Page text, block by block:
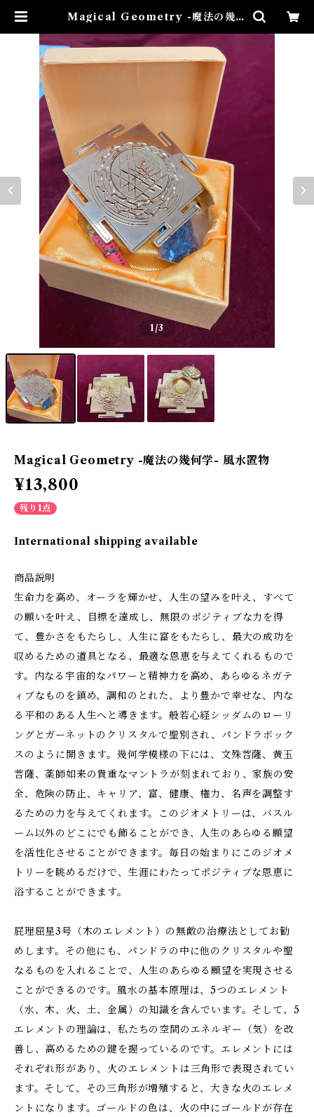
Magical Geometry -魔法の幾何
アイリスミスティカル マダムアイ
リスの風水・本格白魔術
1/3
Magical Geometry -魔法の幾何学- 風水置物
¥13,800
残り1点
International shipping available
商品説明
生命力を高め、オーラを輝かせ、人生の望みを叶え、すべて
の願いを叶え、目標を達成し、無限のポジティブな力を得
て、豊かさをもたらし、人生に富をもたらし、最大の成功を
収めるための道具となる、最適な恩恵を与えてくれるもので
す。内なる宇宙的なパワーと精神力を高め、あらゆるネガテ
ィブなものを鎮め、調和のとれた、より豊かで幸せな、内な
る平和のある人生へと導きます。般若心経シッダムのローリ
ングとガーネットのクリスタルで聖別され、パンドラボック
スのように開きます。幾何学模様の下には、文殊菩薩、黄玉
菩薩、薬師如来の貴重なマントラが刻まれており、家族の安
全、危険の防止、キャリア、富、健康、権力、名声を調整す
るための力を与えてくれます。このジオメトリーは、バスル
ーム以外のどこにでも飾ることができ、人生のあらゆる願望
を活性化させることができます。毎日の始まりにこのジオメ
トリーを眺めるだけで、生涯にわたってポジティブな恩恵に
浴することができます。
屁理屈星3号（木のエレメント）の無敵の治療法としてお勧
めします。その他にも、パンドラの中に他のクリスタルや聖
なるものを入れることで、人生のあらゆる願望を実現させる
ことができるのです。風水の基本原理は、5つのエレメント
（水、木、火、土、金属）の知識を含んでいます。そして、5
エレメントの理論は、私たちの空間のエネルギー（気）を改
善し、高めるための鍵を握っているのです。エレメントには
それぞれ形があり、火のエレメントは三角形で表現されてい
ます。そして、その三角形が増殖すると、大きな火のエレメ
ントになります。ゴールドの色は、火の中にゴールドが存在